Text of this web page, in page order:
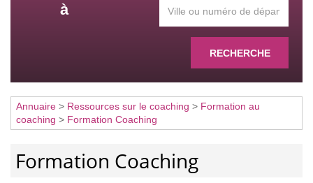
à
RECHERCHE
Annuaire > Ressources sur le coaching > Formation au
coaching > Formation Coaching
Formation Coaching